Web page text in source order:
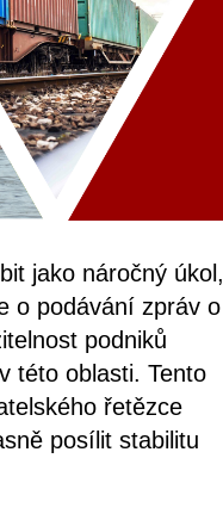
jako náročný úkol,
o podávání zpráv o
podniků
této oblasti. Tento
řetězce
posílit stabilitu